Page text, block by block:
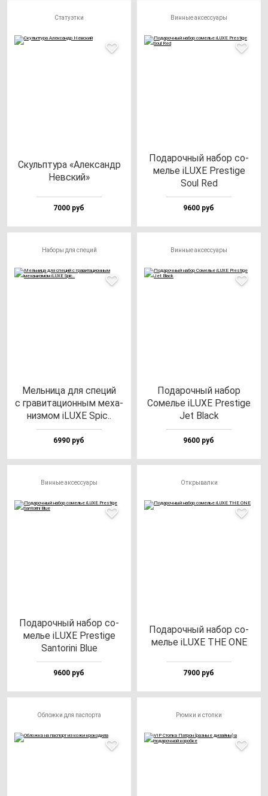
Статуэтки
Скуль­пту­ра «Алек­сандр
Нев­ский»
7000 руб
Винные аксессуары
Пода­роч­ный на­бор со­
мелье iLUXE Pres­ti­ge
Soul Red
9600 руб
Наборы для специй
Мель­ни­ца для спе­ций
с гра­ви­та­ци­он­ным ме­ха­
низ­мом iLUXE Spic..
6990 руб
Винные аксессуары
Пода­роч­ный на­бор
Сомелье iLUXE Pres­ti­ge
Jet Black
9600 руб
Винные аксессуары
Пода­роч­ный на­бор со­
мелье iLUXE Pres­ti­ge
San­to­ri­ni Blue
9600 руб
Открывалки
Пода­роч­ный на­бор со­
мелье iLUXE THE ONE
7900 руб
Обложки для паспорта Рюмки и стопки